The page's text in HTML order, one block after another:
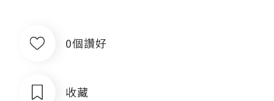
0個讚好
收藏